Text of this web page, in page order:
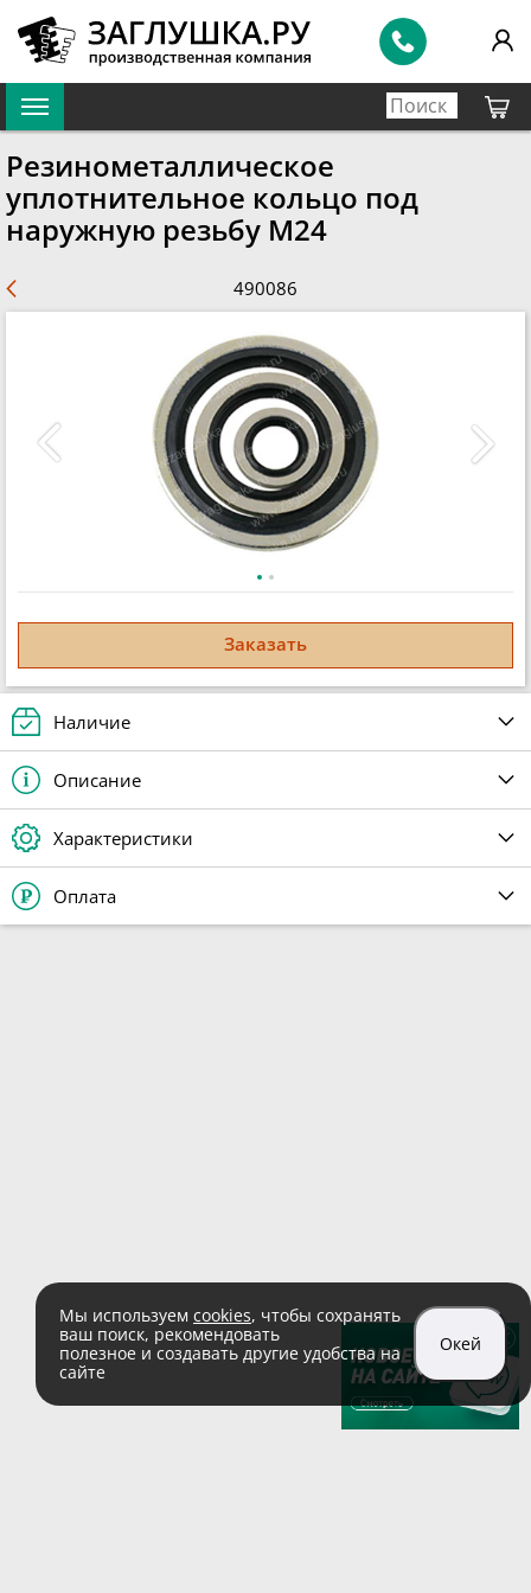
Резинометаллическое
уплотнительное кольцо под
наружную резьбу M24
490086
Заказать
Наличие
Описание
Характеристики
Оплата
Мы используем cookies, чтобы сохранять
ваш поиск, рекомендовать
полезное и создавать другие удобства на
сайте
Окей